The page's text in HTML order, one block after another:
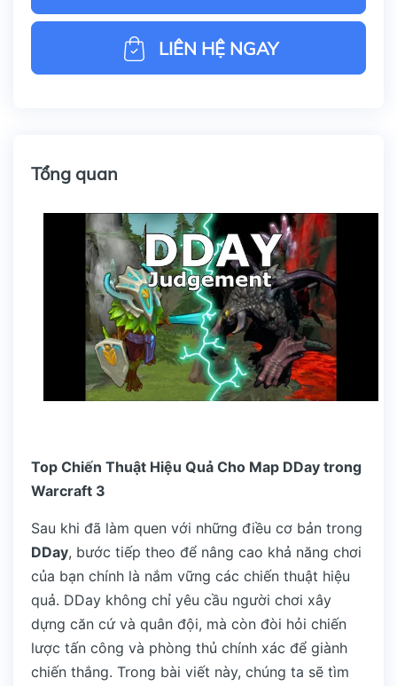
LIÊN HỆ NGAY
Tổng quan
Top Chiến Thuật Hiệu Quả Cho Map DDay trong
Warcraft 3
Sau khi đã làm quen với những điều cơ bản trong
DDay, bước tiếp theo để nâng cao khả năng chơi
của bạn chính là nắm vững các chiến thuật hiệu
quả. DDay không chỉ yêu cầu người chơi xây
dựng căn cứ và quân đội, mà còn đòi hỏi chiến
lược tấn công và phòng thủ chính xác để giành
chiến thắng. Trong bài viết này, chúng ta sẽ tìm